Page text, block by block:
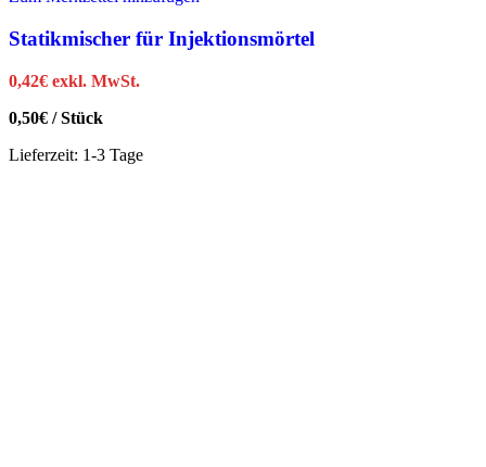
Statikmischer für Injektionsmörtel
0,42€ exkl. MwSt.
0,50€ /Stück
Lieferzeit: 1-3 Tage